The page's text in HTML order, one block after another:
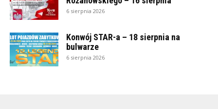
6 sierpnia 2026
Konwój STAR-a – 18 sierpnia na
bulwarze
6 sierpnia 2026